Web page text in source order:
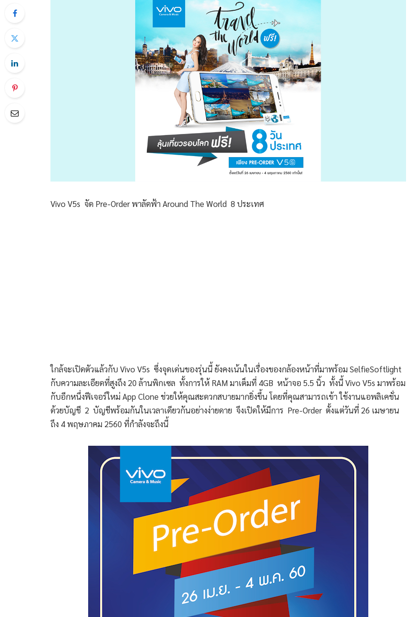
Vivo V5s จัด Pre-Order พาลัดฟ้า Around The World 8 ประเทศ
ใกล้จะเปิดตัวแล้วกับ Vivo V5s ซึ่งจุดเด่นของรุ่นนี้ ยังคงเน้นในเรื่องของกล้องหน้าที่มาพร้อม SelfieSoftlight
กับความละเอียดที่สูงถึง 20 ล้านพิกเซล ทั้งการให้ RAM มาเต็มที่ 4GB หน้าจอ 5.5 นิ้ว ทั้งนี้ Vivo V5s มาพร้อม
กับอีกหนึ่งฟีเจอร์ใหม่ App Clone ช่วยให้คุณสะดวกสบายมากยิ่งขึ้น โดยที่คุณสามารถเข้า ใช้งานแอพลิเคชั่น
ด้วยบัญชี 2 บัญชีพร้อมกันในเวลาเดียวกันอย่างง่ายดาย จึงเปิดให้มีการ Pre-Order ตั้งแต่วันที่ 26 เมษายน
ถึง 4 พฤษภาคม 2560 ที่กำลังจะถึงนี้